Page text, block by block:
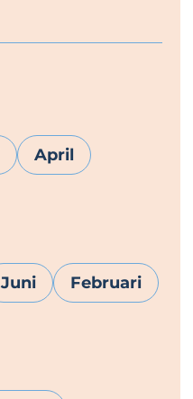
April
Juni Februari